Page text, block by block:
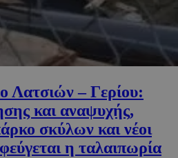
Λατσιών – Γερίου:
και αναψυχής,
σκύλων και νέοι
η ταλαιπωρία